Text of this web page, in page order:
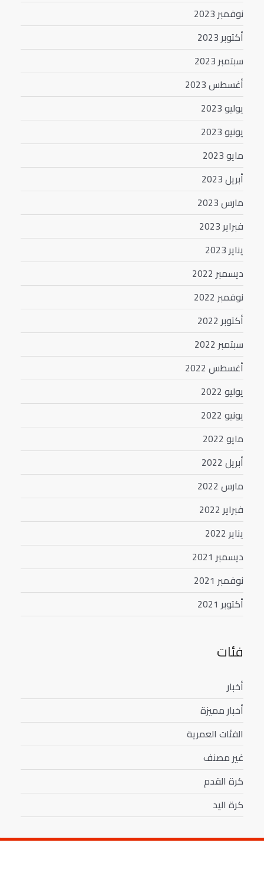
نوفمبر 2023
أكتوبر 2023
سبتمبر 2023
أغسطس 2023
يوليو 2023
يونيو 2023
مايو 2023
أبريل 2023
مارس 2023
فبراير 2023
يناير 2023
ديسمبر 2022
نوفمبر 2022
أكتوبر 2022
سبتمبر 2022
أغسطس 2022
يوليو 2022
يونيو 2022
مايو 2022
أبريل 2022
مارس 2022
فبراير 2022
يناير 2022
ديسمبر 2021
نوفمبر 2021
أكتوبر 2021
فئات
أخبار
أخبار مميزة
الفئات العمرية
غير مصنف
كرة القدم
كرة اليد